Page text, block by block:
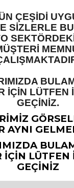
ÇEŞİDİ
SİZLERLE
İÇİN LÜTFEN
GEÇİNİZ.
AYNI
İÇİN LÜTFEN
GEÇİNİZ